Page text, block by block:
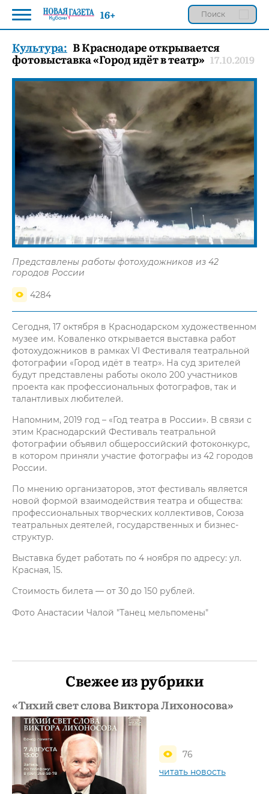
Культура: В Краснодаре открывается
фотовыставка «Город идёт в театр» 17.10.2019
Представлены работы фотохудожников из 42
городов России
4284
Сегодня, 17 октября в Краснодарском художественном
музее им. Коваленко открывается выставка работ
фотохудожников в рамках VI Фестиваля театральной
фотографии «Город идёт в театр». На суд зрителей
будут представлены работы около 200 участников
проекта как профессиональных фотографов, так и
талантливых любителей.
Напомним, 2019 год – «Год театра в России». В связи с
этим Краснодарский Фестиваль театральной
фотографии объявил общероссийский фотоконкурс,
в котором приняли участие фотографы из 42 городов
России.
По мнению организаторов, этот фестиваль является
новой формой взаимодействия театра и общества:
профессиональных творческих коллективов, Союза
театральных деятелей, государственных и бизнес-
структур.
Выставка будет работать по 4 ноября по адресу: ул.
Красная, 15.
Стоимость билета — от 30 до 150 рублей.
Фото Анастасии Чалой "Танец мельпомены"
Свежее из рубрики
«Тихий свет слова Виктора Лихоносова»
76
читать новость
16+